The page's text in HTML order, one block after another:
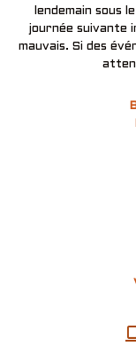
lendemain sous
journée suivante
mauvais. Si des